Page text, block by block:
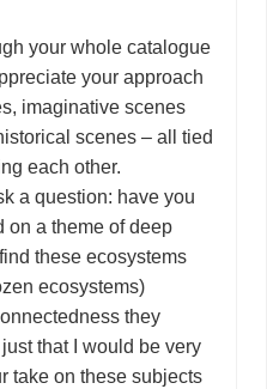
your whole catalogue
your approach
imaginative scenes
scenes – all tied
each other.
a question: have you
on a theme of deep
these ecosystems
ecosystems)
they
that I would be very
take on these subjects